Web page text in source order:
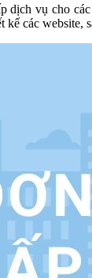
dịch vụ cho
các